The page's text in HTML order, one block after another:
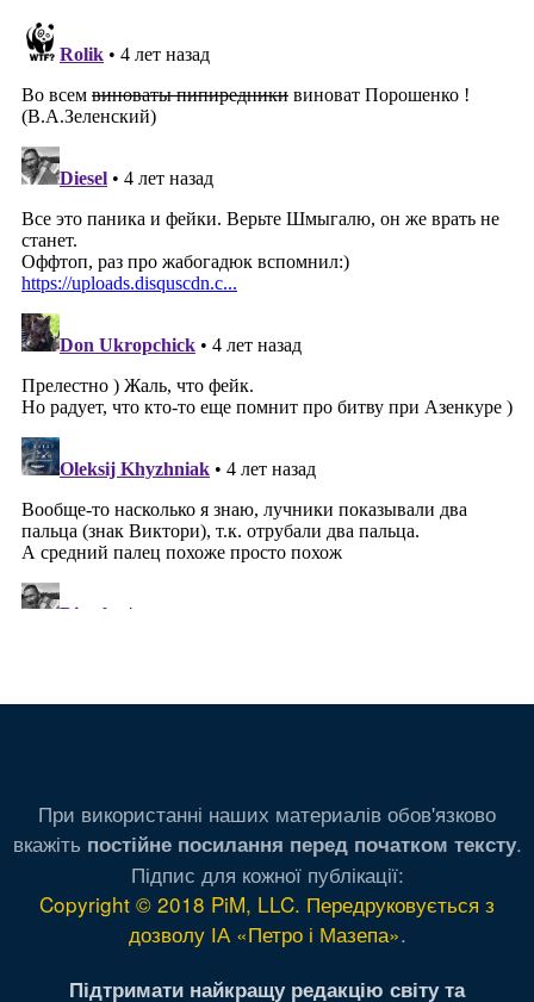
При використанні наших материалів обов'язково
вкажіть постійне посилання перед початком тексту.
Підпис для кожної публікації:
Copyright © 2018 PiM, LLC. Передруковується з
дозволу ІА «Петро і Мазепа».
Підтримати найкращу редакцію світу та